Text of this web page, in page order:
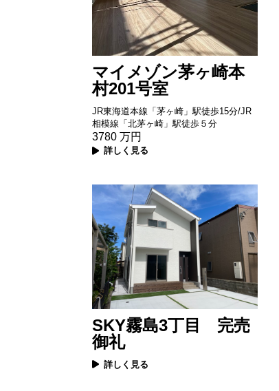
マイメゾン茅ヶ崎本
村201号室
JR東海道本線「茅ヶ崎」駅徒歩15分/JR
相模線「北茅ヶ崎」駅徒歩５分
3780 万円
詳しく見る
SKY霧島3丁目 完売
御礼
詳しく見る